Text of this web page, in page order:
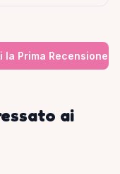
la Prima Recensione
ai